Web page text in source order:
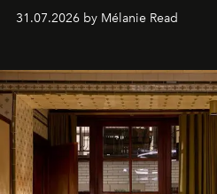
31.07.2026 by Mélanie Read